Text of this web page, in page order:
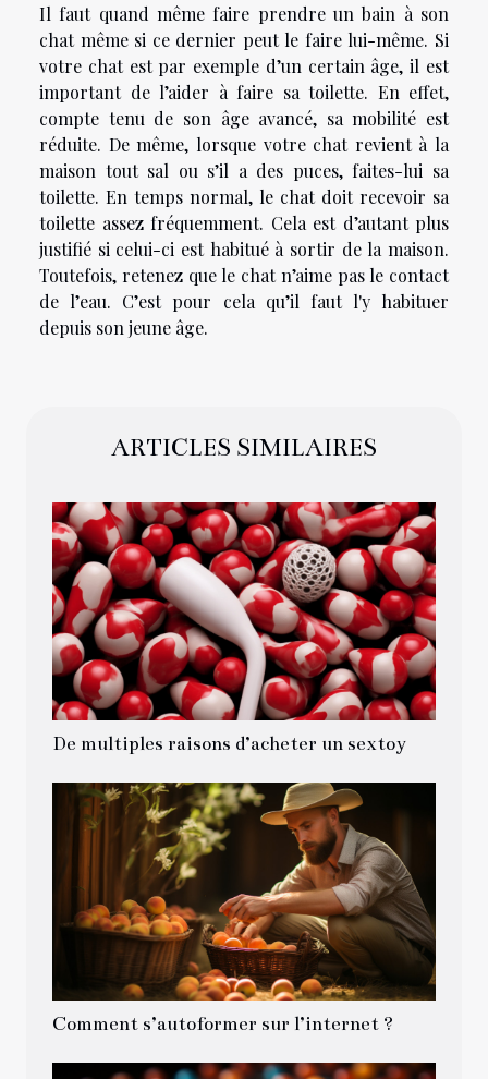
Il faut quand même faire prendre un bain à son
chat même si ce dernier peut le faire lui-même. Si
votre chat est par exemple d’un certain âge, il est
important de l’aider à faire sa toilette. En effet,
compte tenu de son âge avancé, sa mobilité est
réduite. De même, lorsque votre chat revient à la
maison tout sal ou s’il a des puces, faites-lui sa
toilette. En temps normal, le chat doit recevoir sa
toilette assez fréquemment. Cela est d’autant plus
justifié si celui-ci est habitué à sortir de la maison.
Toutefois, retenez que le chat n’aime pas le contact
de l’eau. C’est pour cela qu’il faut l'y habituer
depuis son jeune âge.
ARTICLES SIMILAIRES
De multiples raisons d’acheter un sextoy
Comment s’autoformer sur l’internet ?